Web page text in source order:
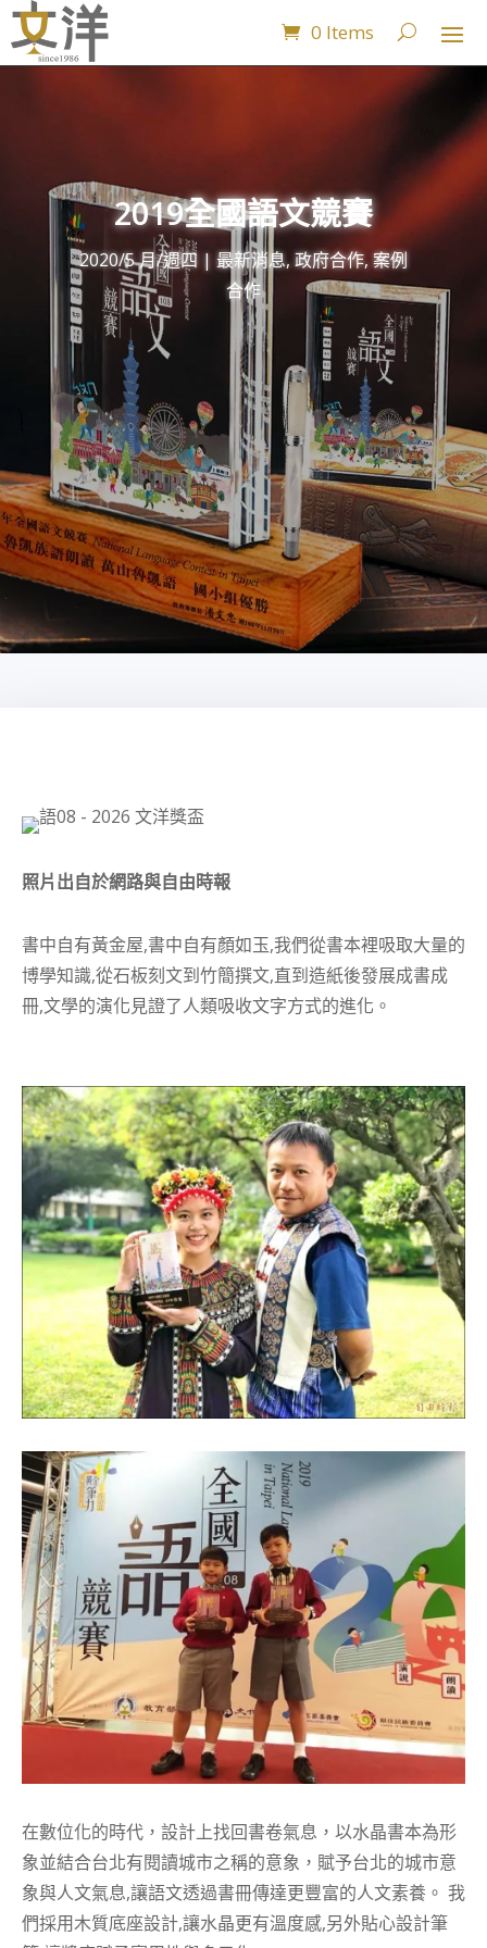
0 Items
2019全國語文競賽
2020/5 月/週四| 最新消息,政府合作, 案例
合作
照片出自於網路與自由時報
書中自有黃金屋,書中自有顏如玉,我們從書本裡吸取大量的
博學知識,從石板刻文到竹簡撰文,直到造紙後發展成書成
冊,文學的演化見證了人類吸收文字方式的進化。
在數位化的時代，設計上找回書卷氣息，以水晶書本為形
象並結合台北有閱讀城市之稱的意象，賦予台北的城市意
象與人文氣息,讓語文透過書冊傳達更豐富的人文素養。 我
們採用木質底座設計,讓水晶更有溫度感,另外貼心設計筆